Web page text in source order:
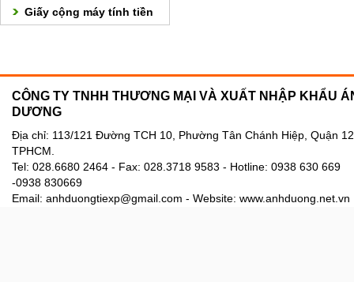
Giấy cộng máy tính tiền
CÔNG TY TNHH THƯƠNG MẠI VÀ XUẤT NHẬP KHẨU
DƯƠNG
Địa chỉ: 113/121 Đường TCH 10, Phường Tân Chánh Hiệp, Quận
TPHCM.
Tel: 028.6680 2464 - Fax: 028.3718 9583 - Hotline: 0938 630 669
-0938 830669
Email: anhduongtiexp@gmail.com - Website: www.anhduong.net.vn